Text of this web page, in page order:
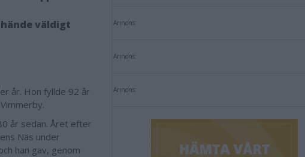
väldigt
år. Hon fyllde 92 år
år sedan. Året efter
Näs under
han gav, genom
Annons:
Annons:
Annons: